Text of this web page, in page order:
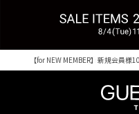
Shopping from outside
【for NEW MEMBER】新規会